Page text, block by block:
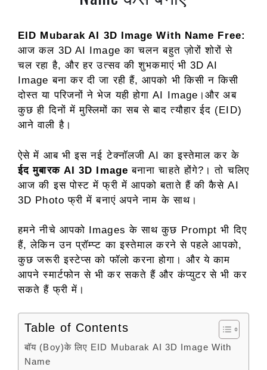
EID Mubarak AI 3D Image With Name Free:
आज कल 3D AI Image का चलन बहुत ज़ोरों शोरों से
चल रहा है, और हर उत्सव की शुभकमाएं भी 3D AI
Image बना कर दी जा रही हैं, आपको भी किसी न किसी
दोस्त या परिजनों ने भेज यही होगा AI Image।और अब
कुछ ही दिनों में मुस्लिमों का सब से बाद त्यौहार ईद (EID)
आने वाली है।
ऐसे में आब भी इस नई टेक्नॉलजी AI का इस्तेमाल कर के
ईद मुबारक AI 3D Image बनाना चाहते होंगे?। तो चलिए
आज की इस पोस्ट में फ्री में आपको बताते हैं की कैसे AI
3D Photo फ्री में बनाएं अपने नाम के साथ।
हमने नीचे आपको Images के साथ कुछ Prompt भी दिए
हैं, लेकिन उन प्रॉम्प्ट का इस्तेमाल करने से पहले आपको,
कुछ जरूरी इस्टेप्स को फॉलो करना होगा। और ये काम
आपने स्मार्टफोन से भी कर सकते हैं और कंप्युटर से भी कर
सकते हैं फ्री में।
Table of Contents
बॉय (Boy)के लिए EID Mubarak AI 3D Image With
Name